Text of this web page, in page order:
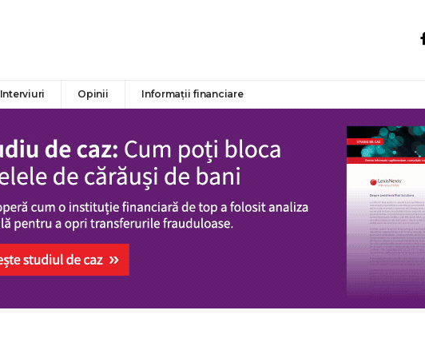
Interviuri Opinii Informații financiare